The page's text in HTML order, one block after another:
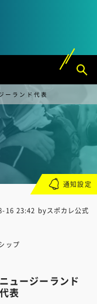
ーランド代表
16 23:42 byスポカレ公式
ップ
ニュージーランド
代表
通知設定